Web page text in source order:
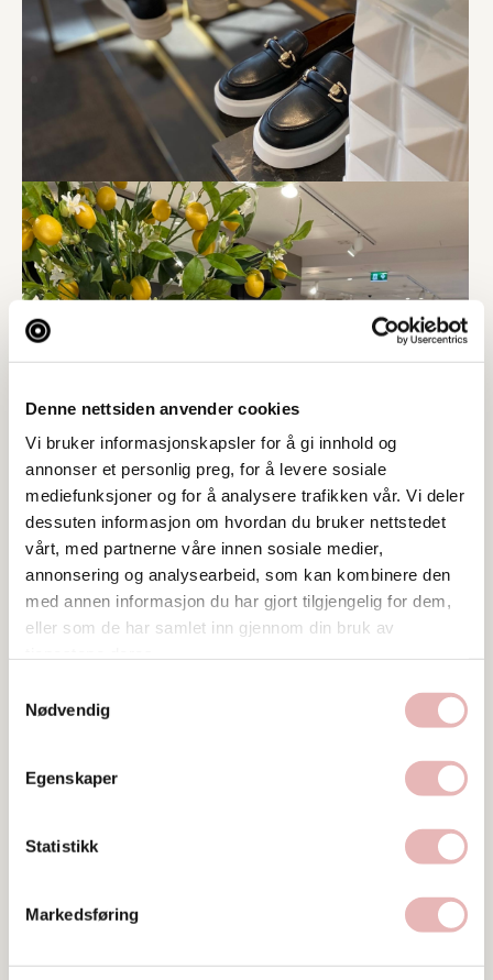
Denne nettsiden anvender cookies
Vi bruker informasjonskapsler for å gi innhold og
annonser et personlig preg, for å levere sosiale
mediefunksjoner og for å analysere trafikken vår. Vi deler
dessuten informasjon om hvordan du bruker nettstedet
vårt, med partnerne våre innen sosiale medier,
annonsering og analysearbeid, som kan kombinere den
med annen informasjon du har gjort tilgjengelig for dem,
eller som de har samlet inn gjennom din bruk av
Nødvendig
Egenskaper
Statistikk
Markedsføring